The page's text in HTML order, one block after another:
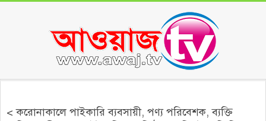
Menu
< করোনাকালে পাইকারি ব্যবসায়ী, পণ্য পরিবেশক, ব্যক্তি